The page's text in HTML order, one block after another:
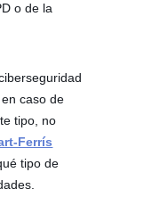
o de la
caso de
tipo, no
Ferrís
tipo de